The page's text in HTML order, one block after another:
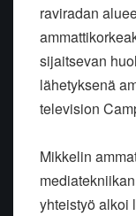
raviradan
sijaitsevan
lähetyksenä
television
Mikkelin
yhteistyö alkoi